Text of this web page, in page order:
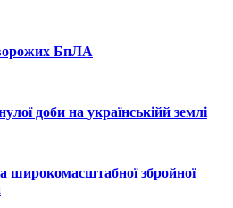
БпЛА
доби на українськійй землі
широкомасштабної збройної